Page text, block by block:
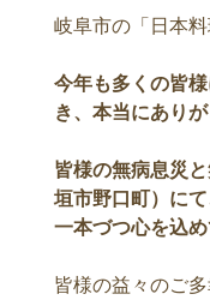
岐阜市の「日本
今年も多くの皆
き、本当にあり
皆様の無病息災
垣市野口町）に
一本づつ心を込め
皆様の益々のご